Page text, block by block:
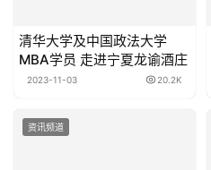
清华大学及中国政法大学
MBA学员 走进宁夏龙谕酒庄
2023-11-03 20.2K
资讯频道